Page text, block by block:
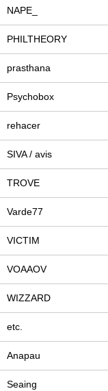
NAPE_
PHILTHEORY
prasthana
Psychobox
rehacer
SIVA / avis
TROVE
Varde77
VICTIM
VOAAOV
WIZZARD
etc.
Anapau
Seaing